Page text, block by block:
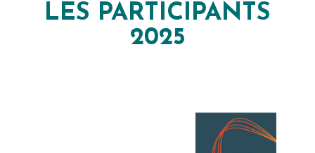
LES PARTICIPANTS
2025